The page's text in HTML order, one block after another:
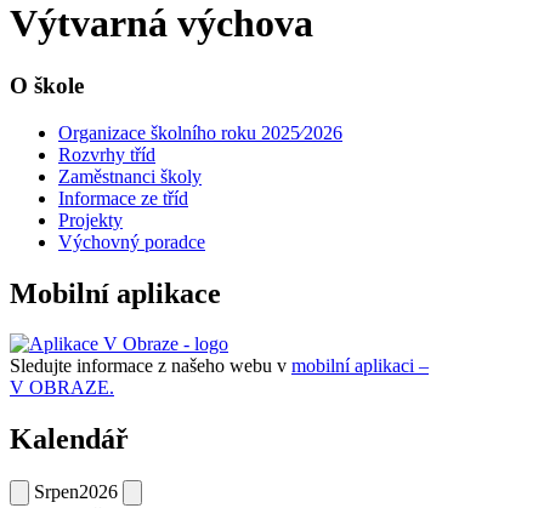
Výtvarná výchova
O škole
Organizace školního roku 2025⁄2026
Rozvrhy tříd
Zaměstnanci školy
Informace ze tříd
Projekty
Výchovný poradce
Mobilní aplikace
Sledujte informace z našeho webu v mobilní aplikaci –
V OBRAZE.
Kalendář
Srpen2026